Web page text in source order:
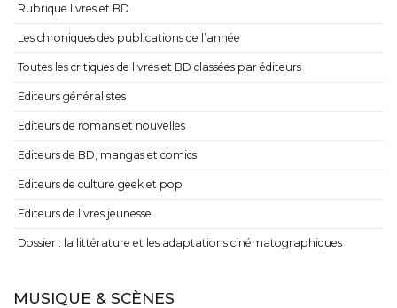
Rubrique livres et BD
Les chroniques des publications de l’année
Toutes les critiques de livres et BD classées par éditeurs
Editeurs généralistes
Editeurs de romans et nouvelles
Editeurs de BD, mangas et comics
Editeurs de culture geek et pop
Editeurs de livres jeunesse
Dossier : la littérature et les adaptations cinématographiques
MUSIQUE & SCÈNES